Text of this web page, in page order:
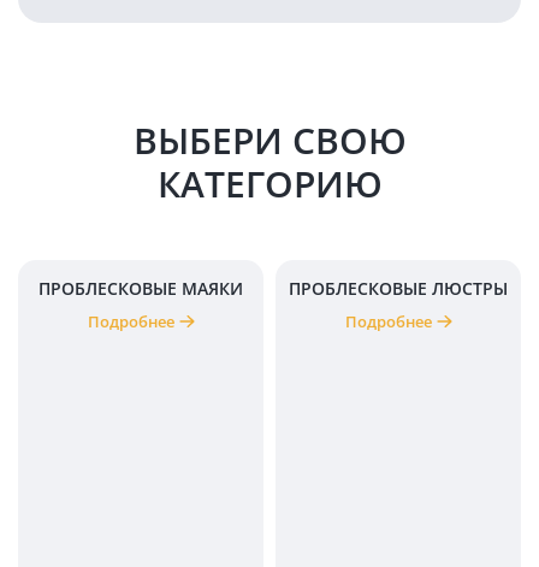
ВЫБЕРИ СВОЮ
КАТЕГОРИЮ
ПРОБЛЕСКОВЫЕ МАЯКИ
Подробнее
ПРОБЛЕСКОВЫЕ ЛЮСТРЫ
Подробнее